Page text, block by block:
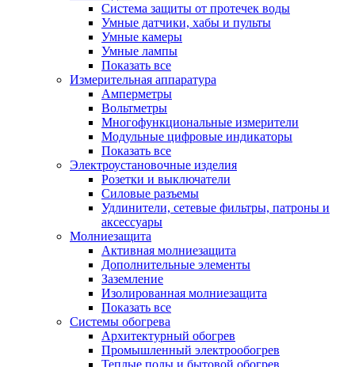
Система защиты от протечек воды
Умные датчики, хабы и пульты
Умные камеры
Умные лампы
Показать все
Измерительная аппаратура
Амперметры
Вольтметры
Многофункциональные измерители
Модульные цифровые индикаторы
Показать все
Электроустановочные изделия
Розетки и выключатели
Силовые разъемы
Удлинители, сетевые фильтры, патроны и
аксессуары
Молниезащита
Активная молниезащита
Дополнительные элементы
Заземление
Изолированная молниезащита
Показать все
Системы обогрева
Архитектурный обогрев
Промышленный электрообогрев
Теплые полы и бытовой обогрев